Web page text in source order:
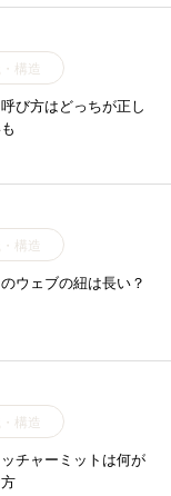
構造
び方はどっちが正し
構造
ウェブの紐は長い？
構造
チャーミットは何が